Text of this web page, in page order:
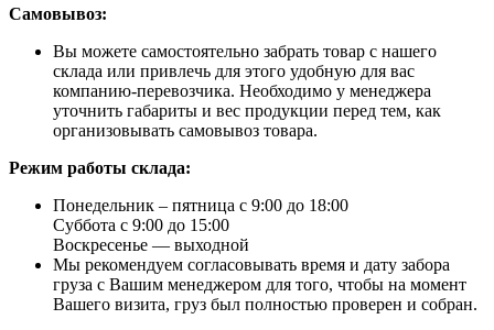
Самовывоз:
Вы можете самостоятельно забрать товар с нашего
склада или привлечь для этого удобную для вас
компанию-перевозчика. Необходимо у менеджера
уточнить габариты и вес продукции перед тем, как
организовывать самовывоз товара.
Режим работы склада:
Понедельник – пятница с 9:00 до 18:00
Суббота с 9:00 до 15:00
Воскресенье — выходной
Мы рекомендуем согласовывать время и дату забора
груза с Вашим менеджером для того, чтобы на момент
Вашего визита, груз был полностью проверен и собран.